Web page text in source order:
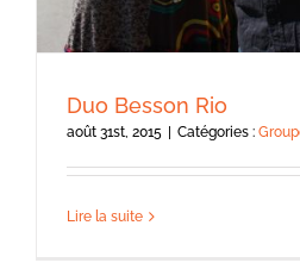
Duo Besson Rio
août 31st, 2015 Catégories :
Lire la suite